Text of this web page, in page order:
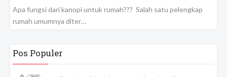
Apa fungsi dari kanopi untuk rumah??? Salah satu pelengkap
rumah umumnya diter…
Pos Populer